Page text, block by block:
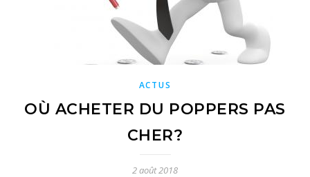
ACTUS
OÙ ACHETER DU POPPERS PAS
CHER?
2 août 2018